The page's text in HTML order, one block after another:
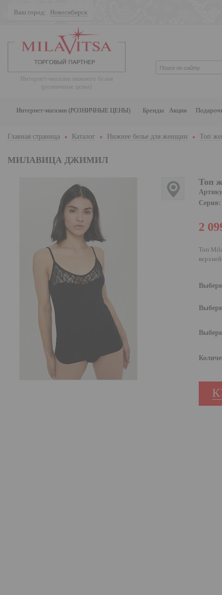
Ваш город: Новосибирск
Интернет-магазин нижнего белья
(розничные цены)
Интернет-магазин (РОЗНИЧНЫЕ ЦЕНЫ) Бренды Акции
Главная страница Каталог Нижнее белье для женщин Топ
МИЛАВИЦА ДЖИМИЛ
Топ
Серия:
2
Топ